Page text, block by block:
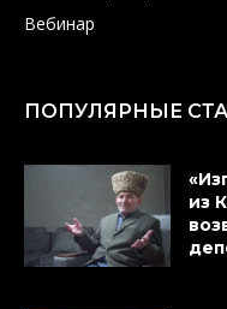
Вебинар
ПОПУЛЯРНЫЕ
из